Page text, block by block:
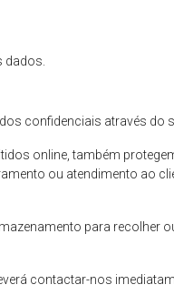
LOJA ONLINE
NOTÍCIAS
RESERVAS
dados.
confidenciais através do
online, também
ou atendimento ao
para
contactar-nos